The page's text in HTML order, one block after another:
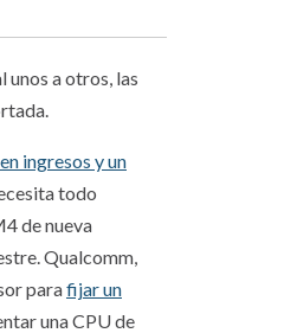
a otros, las
ingresos y un
todo
de nueva
Qualcomm,
parafijar un
una CPU de